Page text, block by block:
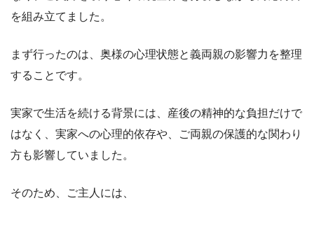
を組み立てました。
まず行ったのは、奥様の心理状態と義両親の影響力を整理
することです。
実家で生活を続ける背景には、産後の精神的な負担だけで
はなく、実家への心理的依存や、ご両親の保護的な関わり
方も影響していました。
そのため、ご主人には、